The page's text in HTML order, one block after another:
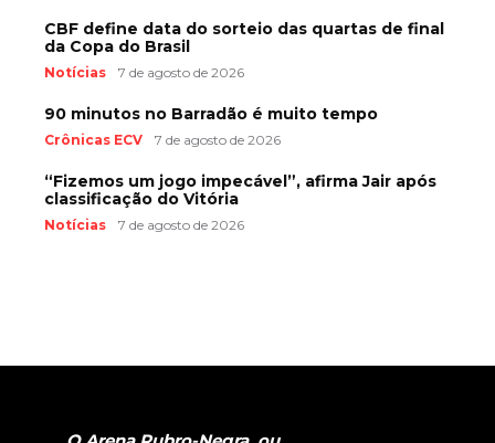
CBF define data do sorteio das quartas de final
da Copa do Brasil
Notícias 7 de agosto de 2026
90 minutos no Barradão é muito tempo
Crônicas ECV 7 de agosto de 2026
“Fizemos um jogo impecável”, afirma Jair após
classificação do Vitória
Notícias 7 de agosto de 2026